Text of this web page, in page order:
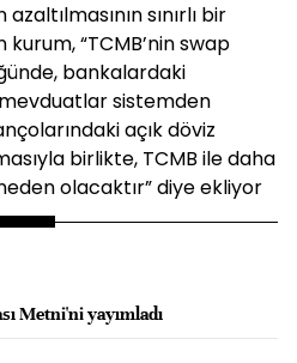
sınırlı bir
“TCMB’nin swap
bankalardaki
sistemden
açık döviz
birlikte, TCMB ile daha
olacaktır” diye ekliyor
Metni'ni yayımladı